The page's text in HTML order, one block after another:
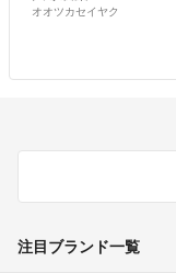
オオツカセイヤク
注目ブランド一覧